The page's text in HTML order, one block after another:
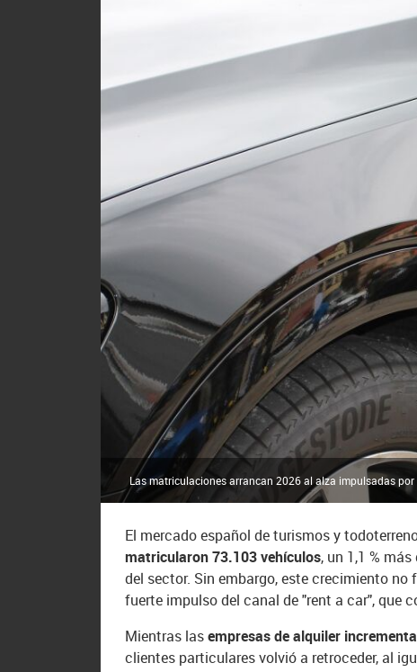
Las matriculaciones arrancan 2026 al alza impulsadas
El mercado español de turismos y
matricularon 73.103 vehículos, un 1,1 %
del sector. Sin embargo, este crecimiento
fuerte impulso del canal de "rent a car", que
Mientras lasempresas de alquiler
clientes particulares volvió a retroceder, al